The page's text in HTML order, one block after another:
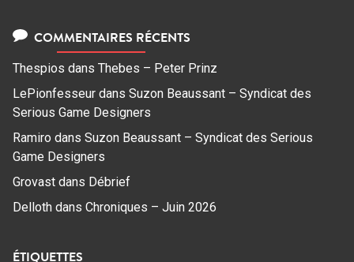
COMMENTAIRES RÉCENTS
Thespios dans Thebes – Peter Prinz
LePionfesseur dans Suzon Beaussant – Syndicat des
Serious Game Designers
Ramiro dans Suzon Beaussant – Syndicat des Serious
Game Designers
Grovast dans Débrief
Delloth dans Chroniques – Juin 2026
ÉTIQUETTES